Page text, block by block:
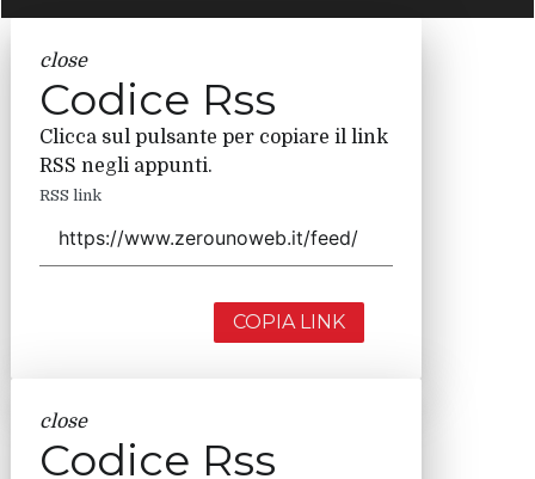
close
Codice Rss
Clicca sul pulsante per copiare il link
RSS negli appunti.
RSS link
COPIA LINK
close
Codice Rss